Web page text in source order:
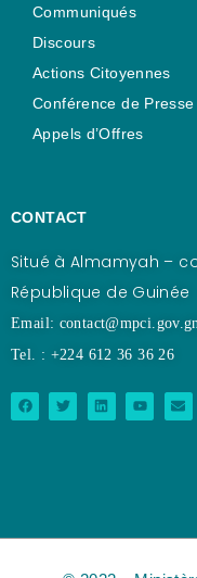
Communiqués
Discours
Actions Citoyennes
Conférence de Presse
Appels d’Offres
CONTACT
Situé à Almamyah –
République de Guinée
Email: contact@mpci.gov.gn
Tel. : +224 612 36 36 26